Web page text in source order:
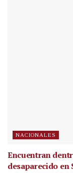
NACIONALES
Encuentran
desaparecido en